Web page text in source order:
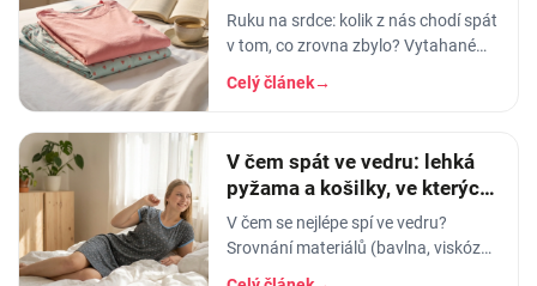
Ruku na srdce: kolik z nás chodí spát
v tom, co zrovna zbylo? Vytahané
tričko po manželovi, staré legíny,
jedna nohavice nahoře, druhá dole.
Celý článek→
V čem spát ve vedru: lehká
pyžama a košilky, ve kterých
se nezapaříte
V čem se nejlépe spí ve vedru?
Srovnání materiálů (bavlna, viskóza,
len, hedvábí) a tipy na lehká letní